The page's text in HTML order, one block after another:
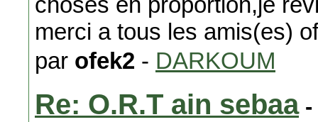
merci a tous les amis(es)
par ofek2 - DARKOUM
Re: O.R.T ain sebaa-